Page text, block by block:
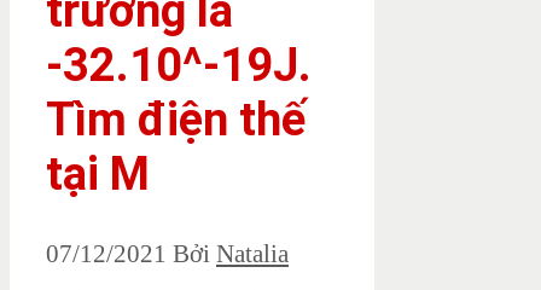
-32.10^-19J.
Tìm điện thế
tại M
07/12/2021 Bởi Natalia